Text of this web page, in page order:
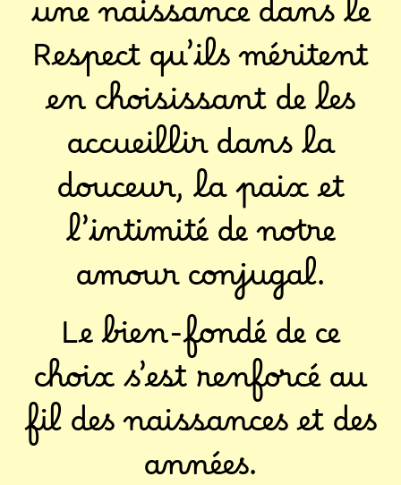
une naissance dans le
Respect qu’ils méritent
en choisissant de les
accueillir dans la
douceur, la paix et
l’intimité de notre
amour conjugal.
Le bien-fondé de ce
choix s’est renforcé au
fil des naissances et des